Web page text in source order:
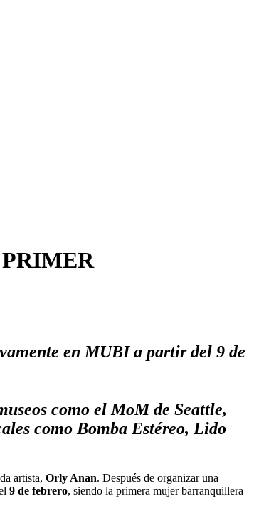
en MUBI a partir del 9 de
como el MoM de Seattle,
como Bomba Estéreo, Lido
artista, Orly Anan. Después de organizar una
9 de febrero, siendo la primera mujer barranquillera